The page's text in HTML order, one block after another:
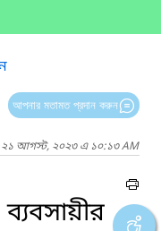
আপনার মতামত প্রদান করুন
২১ আগস্ট, ২০২৩ এ ১০:১৩ AM